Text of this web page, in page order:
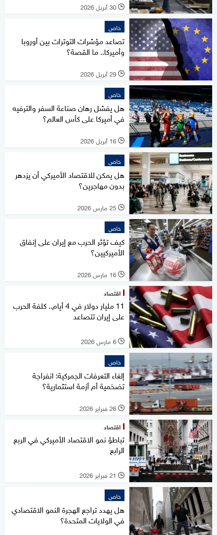
l 30 أبريل 2026
خاص
تصاعد مؤشرات التوترات بين أوروبا
وأميركا.. ما القصة؟
l 29 أبريل 2026
خاص
هل يفشل رهان صناعة السفر والترفيه
في أميركا على كأس العالم؟
l 16 أبريل 2026
خاص
هل يمكن للاقتصاد الأميركي أن يزدهر
بدون مهاجرين؟
l 25 مارس 2026
خاص
كيف تؤثر الحرب مع إيران على إنفاق
الأميركيين؟
l 16 مارس 2026
اقتصاد
11 مليار دولار في 4 أيام.. كلفة الحرب
على إيران تتصاعد
l 6 مارس 2026
خاص
إلغاء التعرفات الجمركية: انفراجة
تضخمية أم أزمة استثمارية؟
l 26 فبراير 2026
اقتصاد
تباطؤ نمو الاقتصاد الأميركي في الربع
الرابع
l 21 فبراير 2026
خاص
هل يهدد تراجع الهجرة النمو الاقتصادي
في الولايات المتحدة؟